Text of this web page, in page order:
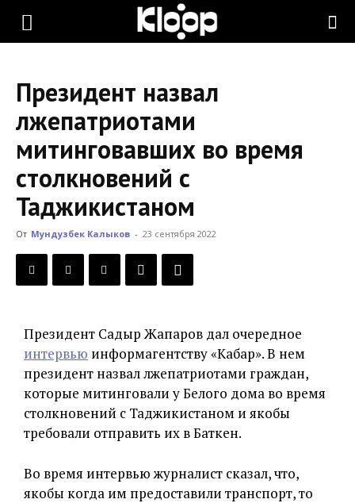
KLOOP.KG
Новости
Кыргызстана
Президент назвал
лжепатриотами
митинговавших во время
столкновений с
Таджикистаном
От Мундузбек Калыков - 23 сентября 2022
Президент Садыр Жапаров дал очередное
интервью информагентству «Кабар». В нем
президент назвал лжепатриотами граждан,
которые митинговали у Белого дома во время
столкновений с Таджикистаном и якобы
требовали отправить их в Баткен.
Во время интервью журналист сказал, что,
якобы когда им предоставили транспорт, то